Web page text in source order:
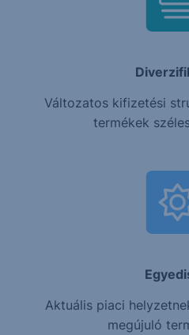
Változatos kifizetési
termékek
Aktuális piaci
megújuló